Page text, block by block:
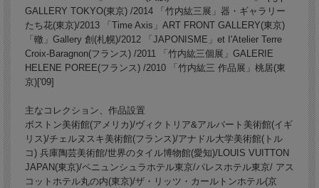
GALLERY TOKYO(東京) /2014 「竹内紘三展」器・ギャラリー
たち花(東京)/2013 「Time Axis」ART FRONT GALLERY(東京)
「轍」Gallery 創(札幌)/2012 「JAPONISME」et I'Atelier Terre
Croix-Baragnon(フランス) /2011 「竹内紘三個展」GALERIE
HELENE POREE(フランス) /2010 「竹内紘三 作品展」桃居(東
京)['09]
主なコレクション、作品設置
ボストン美術館(アメリカ)/ヴィクトリア&アルバート美術館(イギ
リス)/チェルヌスキ美術館(フランス)/アナドル大学美術館(トル
コ) 兵庫陶芸美術館/世界のタイル博物館(愛知)/LOUIS VUITTON
JAPAN(東京)/ペニュンシュラホテル東京/パレスホテル東京/ アス
コットホテル丸の内(東京)/ザ・リッツ・カールトンホテル(京